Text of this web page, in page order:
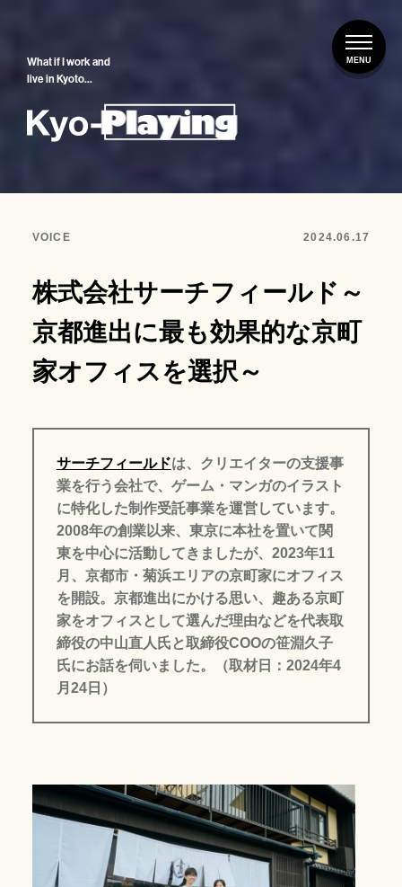
What if I work and
live in Kyoto…
VOICE 2024.06.17
株式会社サーチフィールド～
京都進出に最も効果的な京町
家オフィスを選択～
サーチフィールドは、クリエイターの支援事
業を行う会社で、ゲーム・マンガのイラスト
に特化した制作受託事業を運営しています。
2008年の創業以来、東京に本社を置いて関
東を中心に活動してきましたが、2023年11
月、京都市・菊浜エリアの京町家にオフィス
を開設。京都進出にかける思い、趣ある京町
家をオフィスとして選んだ理由などを代表取
締役の中山直人氏と取締役COOの笹淵久子
氏にお話を伺いました。（取材日：2024年4
月24日）